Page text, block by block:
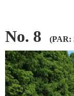
No. 8 (PAR: